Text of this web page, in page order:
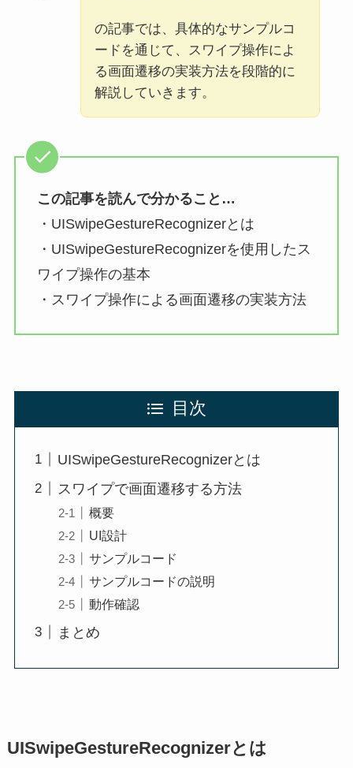
の記事では、具体的なサンプルコ
ードを通じて、スワイプ操作によ
る画面遷移の実装方法を段階的に
解説していきます。
この記事を読んで分かること…
・UISwipeGestureRecognizerとは
・UISwipeGestureRecognizerを使用したス
ワイプ操作の基本
・スワイプ操作による画面遷移の実装方法
目次
UISwipeGestureRecognizerとは
スワイプで画面遷移する方法
概要
UI設計
サンプルコード
サンプルコードの説明
動作確認
まとめ
UISwipeGestureRecognizerとは